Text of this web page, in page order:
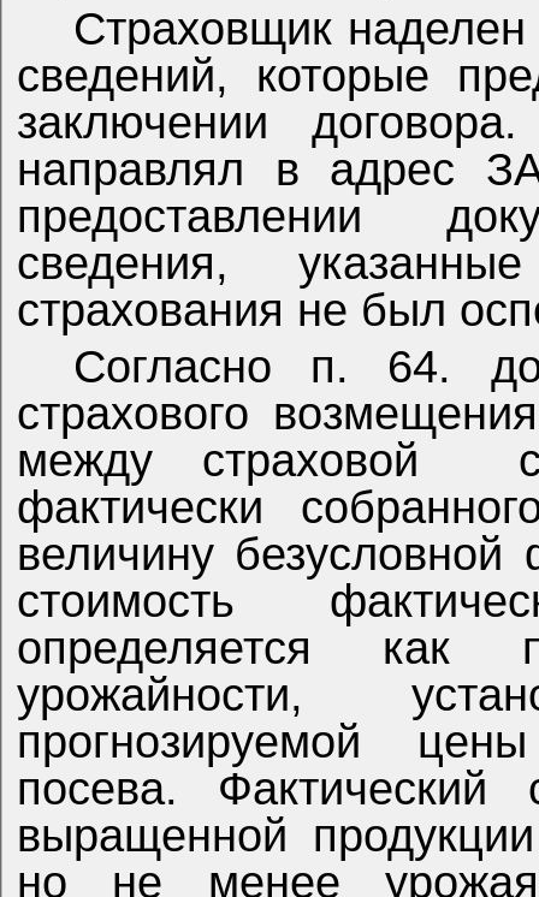
Страховщик
сведений, которые
заключении
направлял в адрес
предоставлении
сведения,
страхования не был
Согласно п. 64.
страхового
между страховой
фактически
величину
стоимость
определяется как
урожайности,
прогнозируемой
посева.
выращенной
но не менее